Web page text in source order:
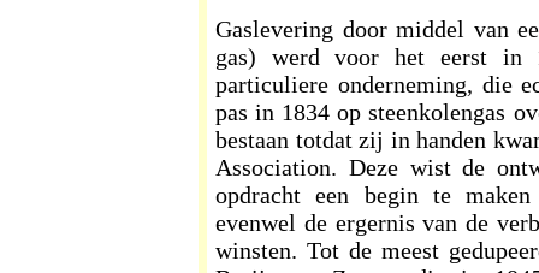
Gaslevering door middel van
gas) werd voor het eerst in
particuliere onderneming, die
pas in 1834 op steenkolengas
bestaan totdat zij in handen
Association. Deze wist de
opdracht een begin te
evenwel de ergernis van de
winsten. Tot de meest